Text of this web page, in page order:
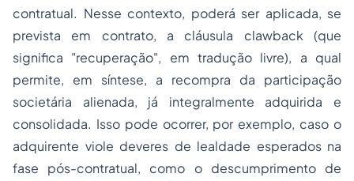
contratual. Nesse contexto, poderá ser aplicada, se
prevista em contrato, a cláusula clawback (que
significa "recuperação", em tradução livre), a qual
permite, em síntese, a recompra da participação
societária alienada, já integralmente adquirida e
consolidada. Isso pode ocorrer, por exemplo, caso o
adquirente viole deveres de lealdade esperados na
fase pós-contratual, como o descumprimento de